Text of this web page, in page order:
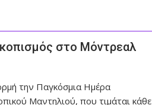
στο Μόντρεαλ
την Παγκόσμια Ημέρα
Μαντηλιού, που τιμάται κάθε